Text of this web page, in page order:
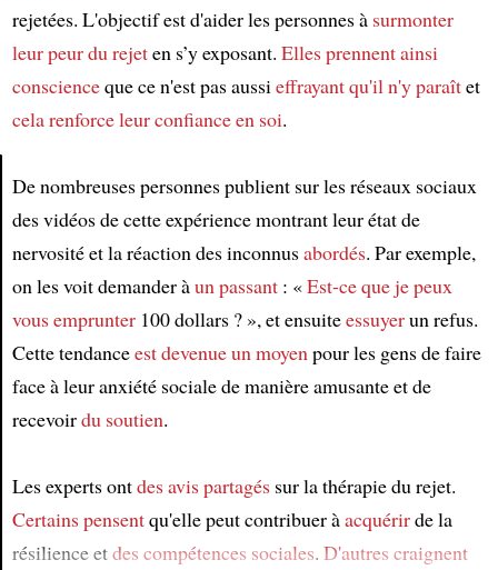
Article
rejetées. L'objectif est d'aider les personnes à surmonter
leur peur du rejeten s’y exposant. Elles prennent ainsi
conscienceque ce n'est pas aussi effrayantqu'il n'y paraîtet
cela renforce leur confiance en soi.
De nombreuses personnes publient sur les réseaux sociaux
des vidéos de cette expérience montrant leur état de
nervosité et la réaction des inconnusabordés. Par exemple,
on les voit demander àun passant: «Est-ce que je peux
vous emprunter100 dollars ? », et ensuiteessuyerun refus.
Cette tendanceest devenue un moyen pour les gens de faire
face à leur anxiété sociale de manière amusante et de
recevoirdu soutien.
Les experts ontdes avis partagéssur la thérapie du rejet.
Certains pensentqu'elle peut contribuer àacquérirde la
résilience etdes compétences sociales. D'autres craignent